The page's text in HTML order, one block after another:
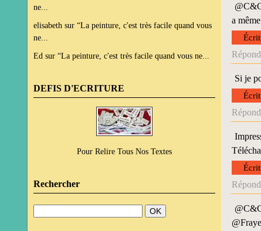
ne...
elisabeth sur “La peinture, c'est très facile quand vous
ne...
Ed sur “La peinture, c'est très facile quand vous ne...
DEFIS D'ECRITURE
Pour Relire Tous Nos Textes
Rechercher
a
Si je